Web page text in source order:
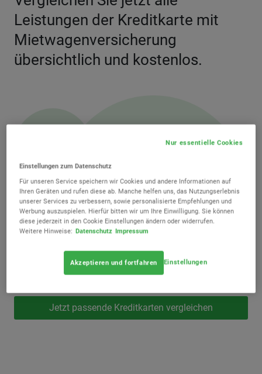
Leistungen der Kreditkarte mit
Mietwagenversicherung
übersichtlich und kostenlos.
Jetzt passende Kreditkarten vergleichen
Einstellungen zum Datenschutz
Für unseren Service speichern wir Cookies und andere Informationen auf
Ihren Geräten und rufen diese ab. Manche helfen uns, das Nutzungserlebnis
unserer Services zu verbessern, sowie personalisierte Empfehlungen und
Werbung auszuspielen. Hierfür bitten wir um Ihre Einwilligung. Sie können
diese jederzeit in den Cookie Einstellungen ändern oder widerrufen.
Weitere Hinweise: Datenschutz Impressum
Einstellungen
Nur essentielle Cookies
Akzeptieren und fortfahren